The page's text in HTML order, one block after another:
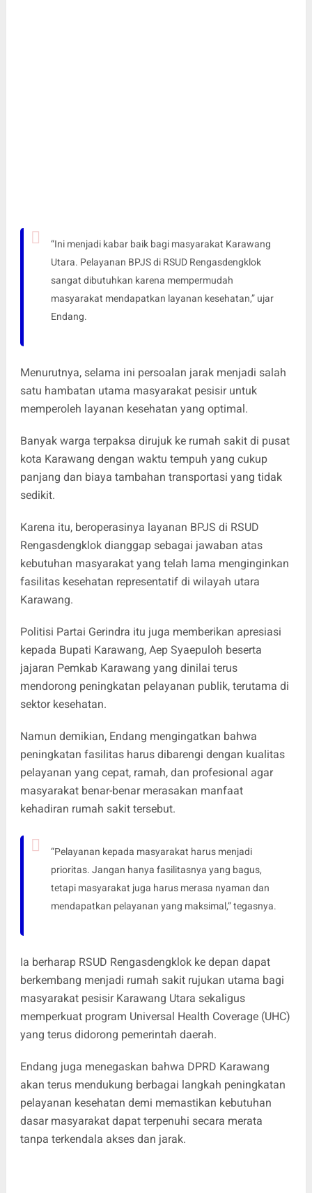
“Ini menjadi kabar baik bagi masyarakat Karawang
Utara. Pelayanan BPJS di RSUD Rengasdengklok
sangat dibutuhkan karena mempermudah
masyarakat mendapatkan layanan kesehatan,” ujar
Endang.
Menurutnya, selama ini persoalan jarak menjadi salah
satu hambatan utama masyarakat pesisir untuk
memperoleh layanan kesehatan yang optimal.
Banyak warga terpaksa dirujuk ke rumah sakit di pusat
kota Karawang dengan waktu tempuh yang cukup
panjang dan biaya tambahan transportasi yang tidak
sedikit.
Karena itu, beroperasinya layanan BPJS di RSUD
Rengasdengklok dianggap sebagai jawaban atas
kebutuhan masyarakat yang telah lama menginginkan
fasilitas kesehatan representatif di wilayah utara
Karawang.
Politisi Partai Gerindra itu juga memberikan apresiasi
kepada Bupati Karawang, Aep Syaepuloh beserta
jajaran Pemkab Karawang yang dinilai terus
mendorong peningkatan pelayanan publik, terutama di
sektor kesehatan.
Namun demikian, Endang mengingatkan bahwa
peningkatan fasilitas harus dibarengi dengan kualitas
pelayanan yang cepat, ramah, dan profesional agar
masyarakat benar-benar merasakan manfaat
kehadiran rumah sakit tersebut.
“Pelayanan kepada masyarakat harus menjadi
prioritas. Jangan hanya fasilitasnya yang bagus,
tetapi masyarakat juga harus merasa nyaman dan
mendapatkan pelayanan yang maksimal,” tegasnya.
Ia berharap RSUD Rengasdengklok ke depan dapat
berkembang menjadi rumah sakit rujukan utama bagi
masyarakat pesisir Karawang Utara sekaligus
memperkuat program Universal Health Coverage (UHC)
yang terus didorong pemerintah daerah.
Endang juga menegaskan bahwa DPRD Karawang
akan terus mendukung berbagai langkah peningkatan
pelayanan kesehatan demi memastikan kebutuhan
dasar masyarakat dapat terpenuhi secara merata
tanpa terkendala akses dan jarak.